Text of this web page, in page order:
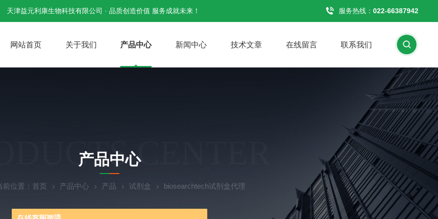
天津益元利康生物科技有限公司 · 品质创造价值 服务成就未来！ 服务热线： 022-66387942
网站首页 关于我们 产品中心 新闻中心 技术文章 在线留言 联系我们
CENTER
产品中心
前位置： 首页 产品中心 产品 试剂盒 biosearchtech试剂盒代理